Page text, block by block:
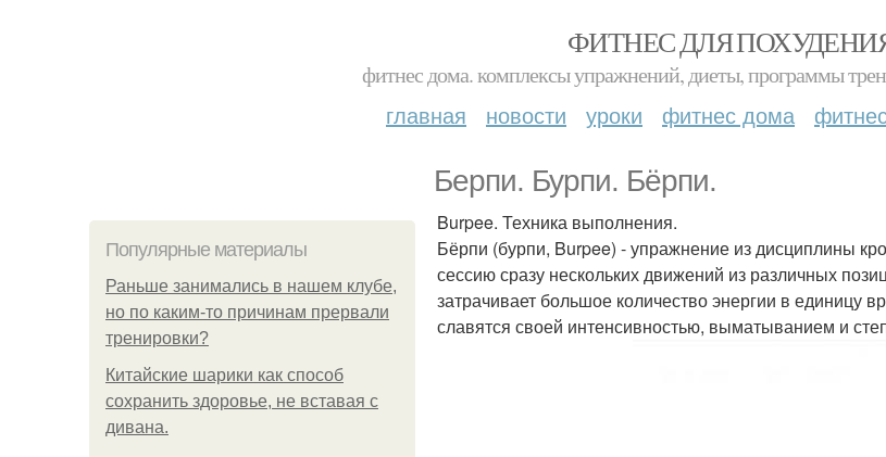
ФИТНЕС ДЛЯ
фитнес дома. комплексы упражнений, диеты, программы
главная новости уроки фитнес дома
Берпи. Бурпи. Бёрпи.
Популярные материалы
Раньше занимались в нашем клубе,
но по каким-то причинам прервали
тренировки?
Китайские шарики как способ
сохранить здоровье, не вставая с
дивана.
Burpee. Техника выполнения.
Бёрпи (бурпи, Burpee) - упражнение из дисциплины
сессию сразу нескольких движений из различных
затрачивает большое количество энергии в единицу
славятся своей интенсивностью, выматыванием и